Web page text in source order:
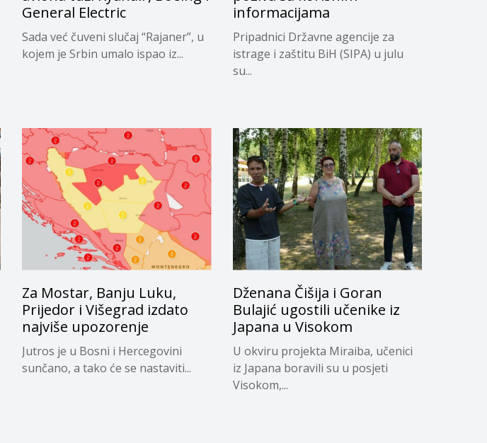
General Electric
Sada već čuveni slučaj “Rajaner”, u
kojem je Srbin umalo ispao iz...
informacijama
Pripadnici Državne agencije za
istrage i zaštitu BiH (SIPA) u julu
su...
Za Mostar, Banju Luku,
Prijedor i Višegrad izdato
najviše upozorenje
Jutros je u Bosni i Hercegovini
sunčano, a tako će se nastaviti...
Dženana Čišija i Goran
Bulajić ugostili učenike iz
Japana u Visokom
U okviru projekta Miraiba, učenici
iz Japana boravili su u posjeti
Visokom,...